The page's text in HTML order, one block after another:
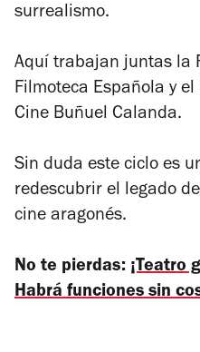
surrealismo.
Aquí trabajan juntas la
Filmoteca Española y
Cine Buñuel Calanda.
Sin duda este ciclo es
redescubrir el legado
cine aragonés.
No te pierdas: ¡Teatro
Habrá funciones sin